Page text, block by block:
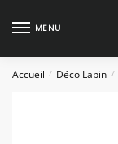
MENU
Accueil / Déco Lapin /